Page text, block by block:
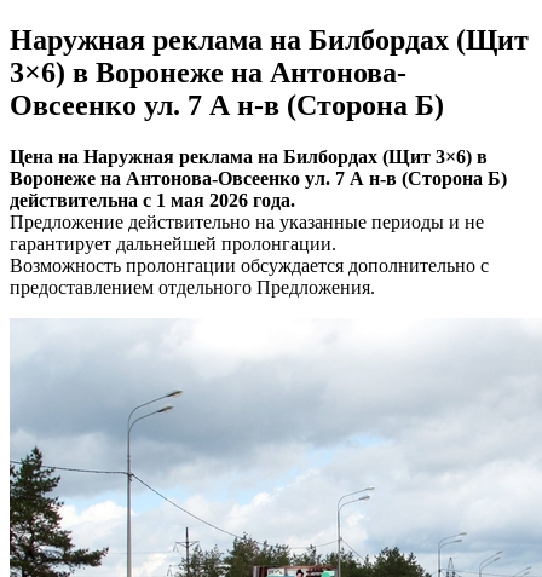
Наружная реклама на Билбордах (Щит
3×6) в Воронеже на Антонова-
Овсеенко ул. 7 А н-в (Сторона Б)
Цена на Наружная реклама на Билбордах (Щит 3×6) в
Воронеже на Антонова-Овсеенко ул. 7 А н-в (Сторона Б)
действительна с 1 мая 2026 года.
Предложение действительно на указанные периоды и не
гарантирует дальнейшей пролонгации.
Возможность пролонгации обсуждается дополнительно с
предоставлением отдельного Предложения.